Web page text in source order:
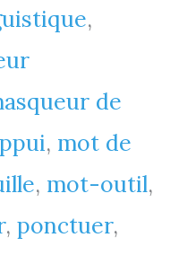
,
de
, mot de
, mot-outil,
, ponctuer,